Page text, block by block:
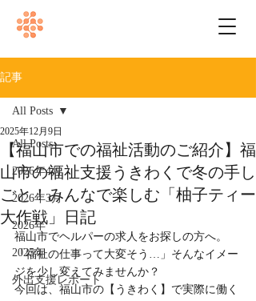
記事
All Posts
2026年4月
2026年3月
2026年
2025年
外出支援レポート
All Posts
【福山市での福祉活動のご紹介】福
山市の福祉支援うきわくで冬の手し
ごと！みんなで楽しむ「柚子ティー
大作戦」日記
2025年12月9日
福山市でヘルパーの求人をお探しの方へ。
「福祉の仕事って大変そう…」そんなイメー
ジを少し変えてみませんか？
今回は、福山市の【うきわく】で実際に働く